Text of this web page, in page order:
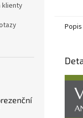
klienty
Popis